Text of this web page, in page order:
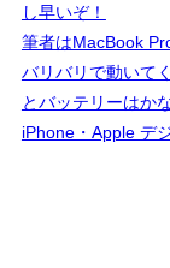
し早いぞ！
筆者はMacBook
バリバリで動いて
とバッテリーはか
iPhone・Apple デ